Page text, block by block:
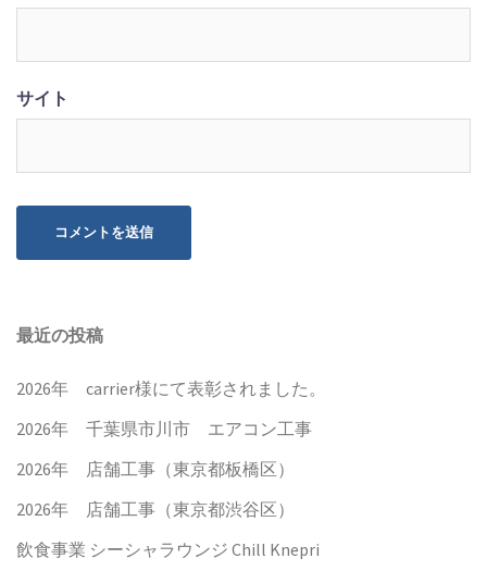
サイト
最近の投稿
2026年 carrier様にて表彰されました。
2026年 千葉県市川市 エアコン工事
2026年 店舗工事（東京都板橋区）
2026年 店舗工事（東京都渋谷区）
飲食事業 シーシャラウンジ Chill Knepri